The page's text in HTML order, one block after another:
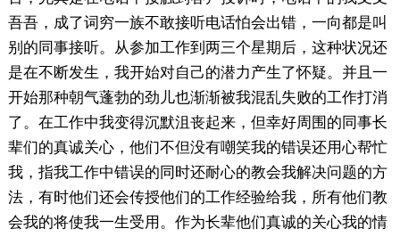
吾吾，成了词穷一族不敢接听电话怕会出错，一向都是叫
别的同事接听。从参加工作到两三个星期后，这种状况还
是在不断发生，我开始对自己的潜力产生了怀疑。并且一
开始那种朝气蓬勃的劲儿也渐渐被我混乱失败的工作打消
了。在工作中我变得沉默沮丧起来，但幸好周围的同事长
辈们的真诚关心，他们不但没有嘲笑我的错误还用心帮忙
我，指我工作中错误的同时还耐心的教会我解决问题的方
法，有时他们还会传授他们的工作经验给我，所有他们教
会我的将使我一生受用。作为长辈他们真诚的关心我的情